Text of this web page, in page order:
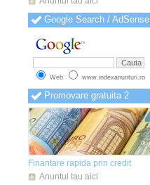
Anunturi Ialomita
Anunturi Iasi(851)
Anunturi Ilfov(856)
Anunturi Maramures
Anunturi Mehedinti
Anunturi Mures(848)
Anunturi Neamt(850)
Anunturi Olt(848)
Anunturi Oradea(850)
Anunturi Prahova(849)
Anunturi Salaj(851)
Anunturi Satu Mare(853)
Anunturi Sibiu(857)
Anunturi Suceava(858)
Anunturi Teleorman(856)
Anunturi Timis(859)
Anunturi Tulcea
Google Search / AdSense
Web www.indexanunturi.ro
Promovare gratuita 2
Finantare rapida prin credit
Anuntul tau aici